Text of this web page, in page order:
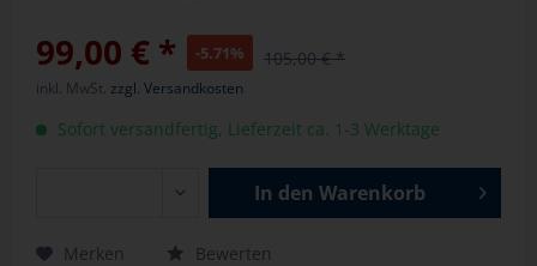
99,00 € * -5.71% 105,00 € *
inkl. MwSt. zzgl. Versandkosten
Sofort versandfertig, Lieferzeit ca. 1-3 Werktage
In den Warenkorb
Merken Bewerten